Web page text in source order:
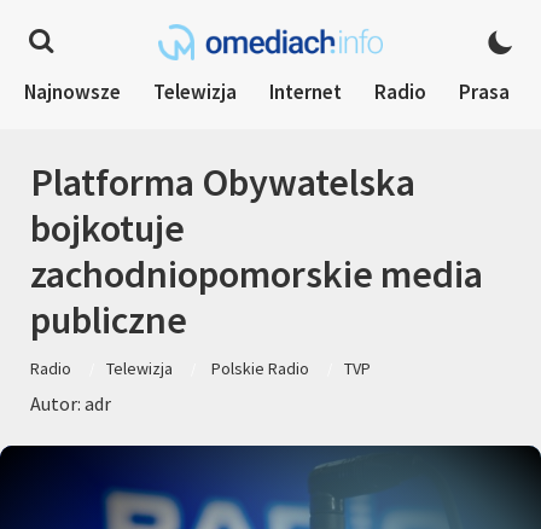
Najnowsze Telewizja Internet Radio Prasa
Platforma Obywatelska
bojkotuje
zachodniopomorskie media
publiczne
Radio Telewizja Polskie Radio TVP
Autor: adr